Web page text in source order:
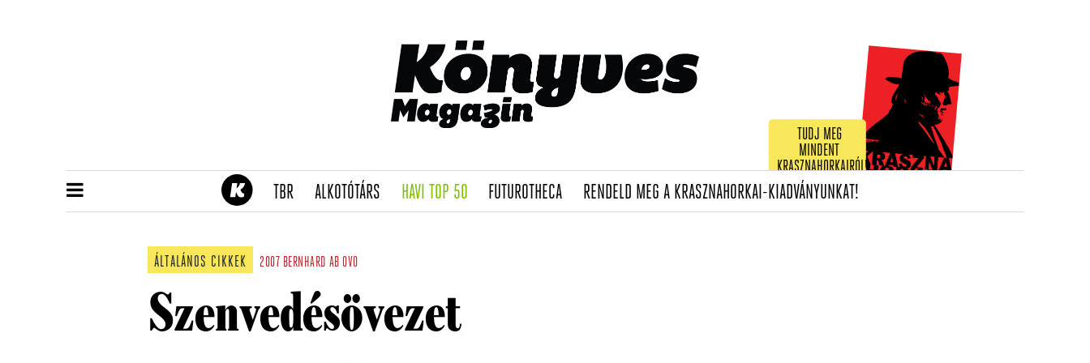
TUDJ MEG
MINDENT
KRASZNAHORKAIRÓL!
TBR(CURRENT)
ALKOTÓTÁRS(CURRENT)
HAVI TOP 50(CURRENT)
FUTUROTHECA(CURRENT)
RENDELD MEG A KRASZNAHORKAI-KIADVÁNYUNKAT!(CURRENT)
ÁLTALÁNOS CIKKEK 2007 BERNHARD AB OVO
Szenvedésövezet